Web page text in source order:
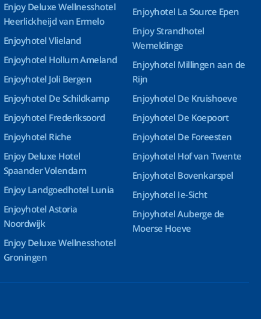
Enjoy Deluxe Wellnesshotel
Heerlickheijd van Ermelo
Enjoyhotel Vlieland
Enjoyhotel Hollum Ameland
Enjoyhotel Joli Bergen
Enjoyhotel De Schildkamp
Enjoyhotel Frederiksoord
Enjoyhotel Riche
Enjoy Deluxe Hotel
Spaander Volendam
Enjoy Landgoedhotel Lunia
Enjoyhotel Astoria
Noordwijk
Enjoy Deluxe Wellnesshotel
Groningen
Enjoyhotel La Source Epen
Enjoy Strandhotel
Wemeldinge
Enjoyhotel Millingen aan de
Rijn
Enjoyhotel De Kruishoeve
Enjoyhotel De Koepoort
Enjoyhotel De Foreesten
Enjoyhotel Hof van Twente
Enjoyhotel Bovenkarspel
Enjoyhotel Ie-Sicht
Enjoyhotel Auberge de
Moerse Hoeve